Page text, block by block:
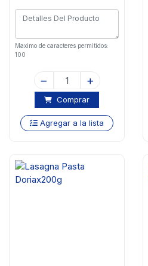
Maximo de caracteres permitidos:
100
Comprar
Agregar a la lista